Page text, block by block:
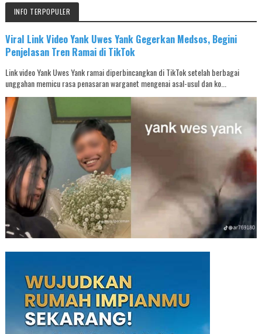
INFO TERPOPULER
Viral Link Video Yank Uwes Yank Gegerkan Medsos, Begini
Penjelasan Tren Ramai di TikTok
Link video Yank Uwes Yank ramai diperbincangkan di TikTok setelah berbagai
unggahan memicu rasa penasaran warganet mengenai asal-usul dan ko...